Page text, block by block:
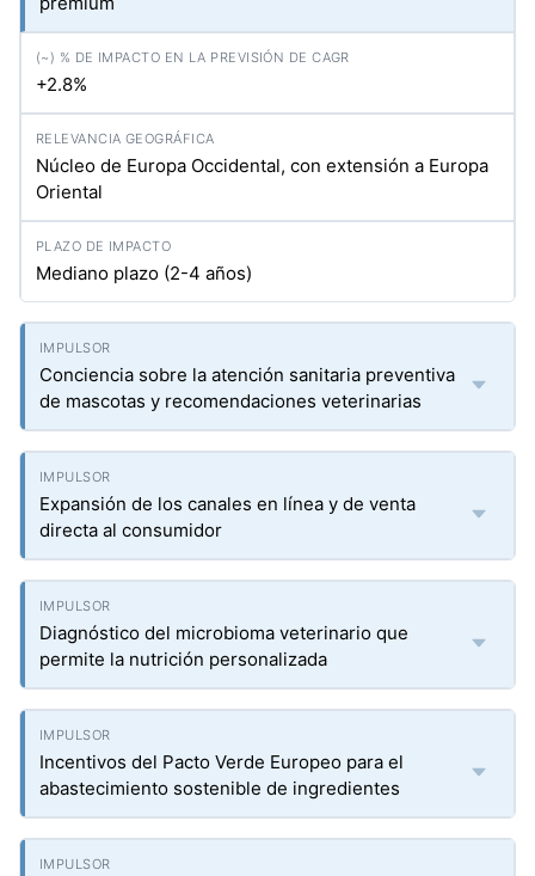
+2.8%
Núcleo de Europa Occidental, con extensión a Europa
Oriental
Mediano plazo (2-4 años)
Conciencia sobre la atención sanitaria preventiva
de mascotas y recomendaciones veterinarias
Expansión de los canales en línea y de venta
directa al consumidor
Diagnóstico del microbioma veterinario que
permite la nutrición personalizada
Incentivos del Pacto Verde Europeo para el
abastecimiento sostenible de ingredientes